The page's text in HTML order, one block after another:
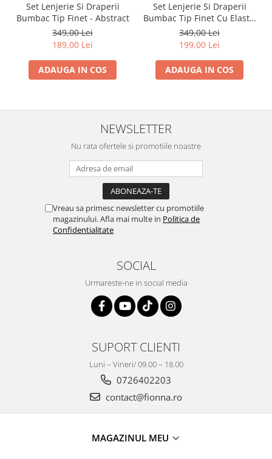
Set Lenjerie Si Draperii
Bumbac Tip Finet - Abstract
349,00 Lei
189,00 Lei
ADAUGA IN COS
Set Lenjerie Si Draperii
Bumbac Tip Finet Cu Elastic
- Dansul Fluturilor
349,00 Lei
199,00 Lei
ADAUGA IN COS
NEWSLETTER
Nu rata ofertele si promotiile noastre
Vreau sa primesc newsletter cu promotiile
magazinului. Afla mai multe in Politica de
Confidentialitate
SOCIAL
Urmareste-ne in social media
SUPORT CLIENTI
Luni – Vineri/ 09.00 – 18.00
0726402203
contact@fionna.ro
MAGAZINUL MEU